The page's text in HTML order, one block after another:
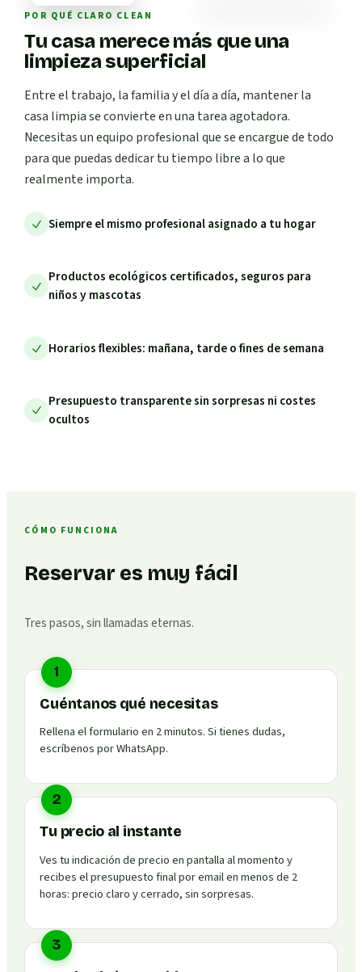
POR QUÉ CLARO CLEAN
Tu casa merece más que una
limpieza superficial
Entre el trabajo, la familia y el día a día, mantener la
casa limpia se convierte en una tarea agotadora.
Necesitas un equipo profesional que se encargue de todo
para que puedas dedicar tu tiempo libre a lo que
realmente importa.
Siempre el mismo profesional asignado a tu hogar
Productos ecológicos certificados, seguros para
niños y mascotas
Horarios flexibles: mañana, tarde o fines de semana
Presupuesto transparente sin sorpresas ni costes
ocultos
CÓMO FUNCIONA
Reservar es muy fácil
Tres pasos, sin llamadas eternas.
1
Cuéntanos qué necesitas
Rellena el formulario en 2 minutos. Si tienes dudas,
escríbenos por WhatsApp.
2
Tu precio al instante
Ves tu indicación de precio en pantalla al momento y
recibes el presupuesto final por email en menos de 2
horas: precio claro y cerrado, sin sorpresas.
3